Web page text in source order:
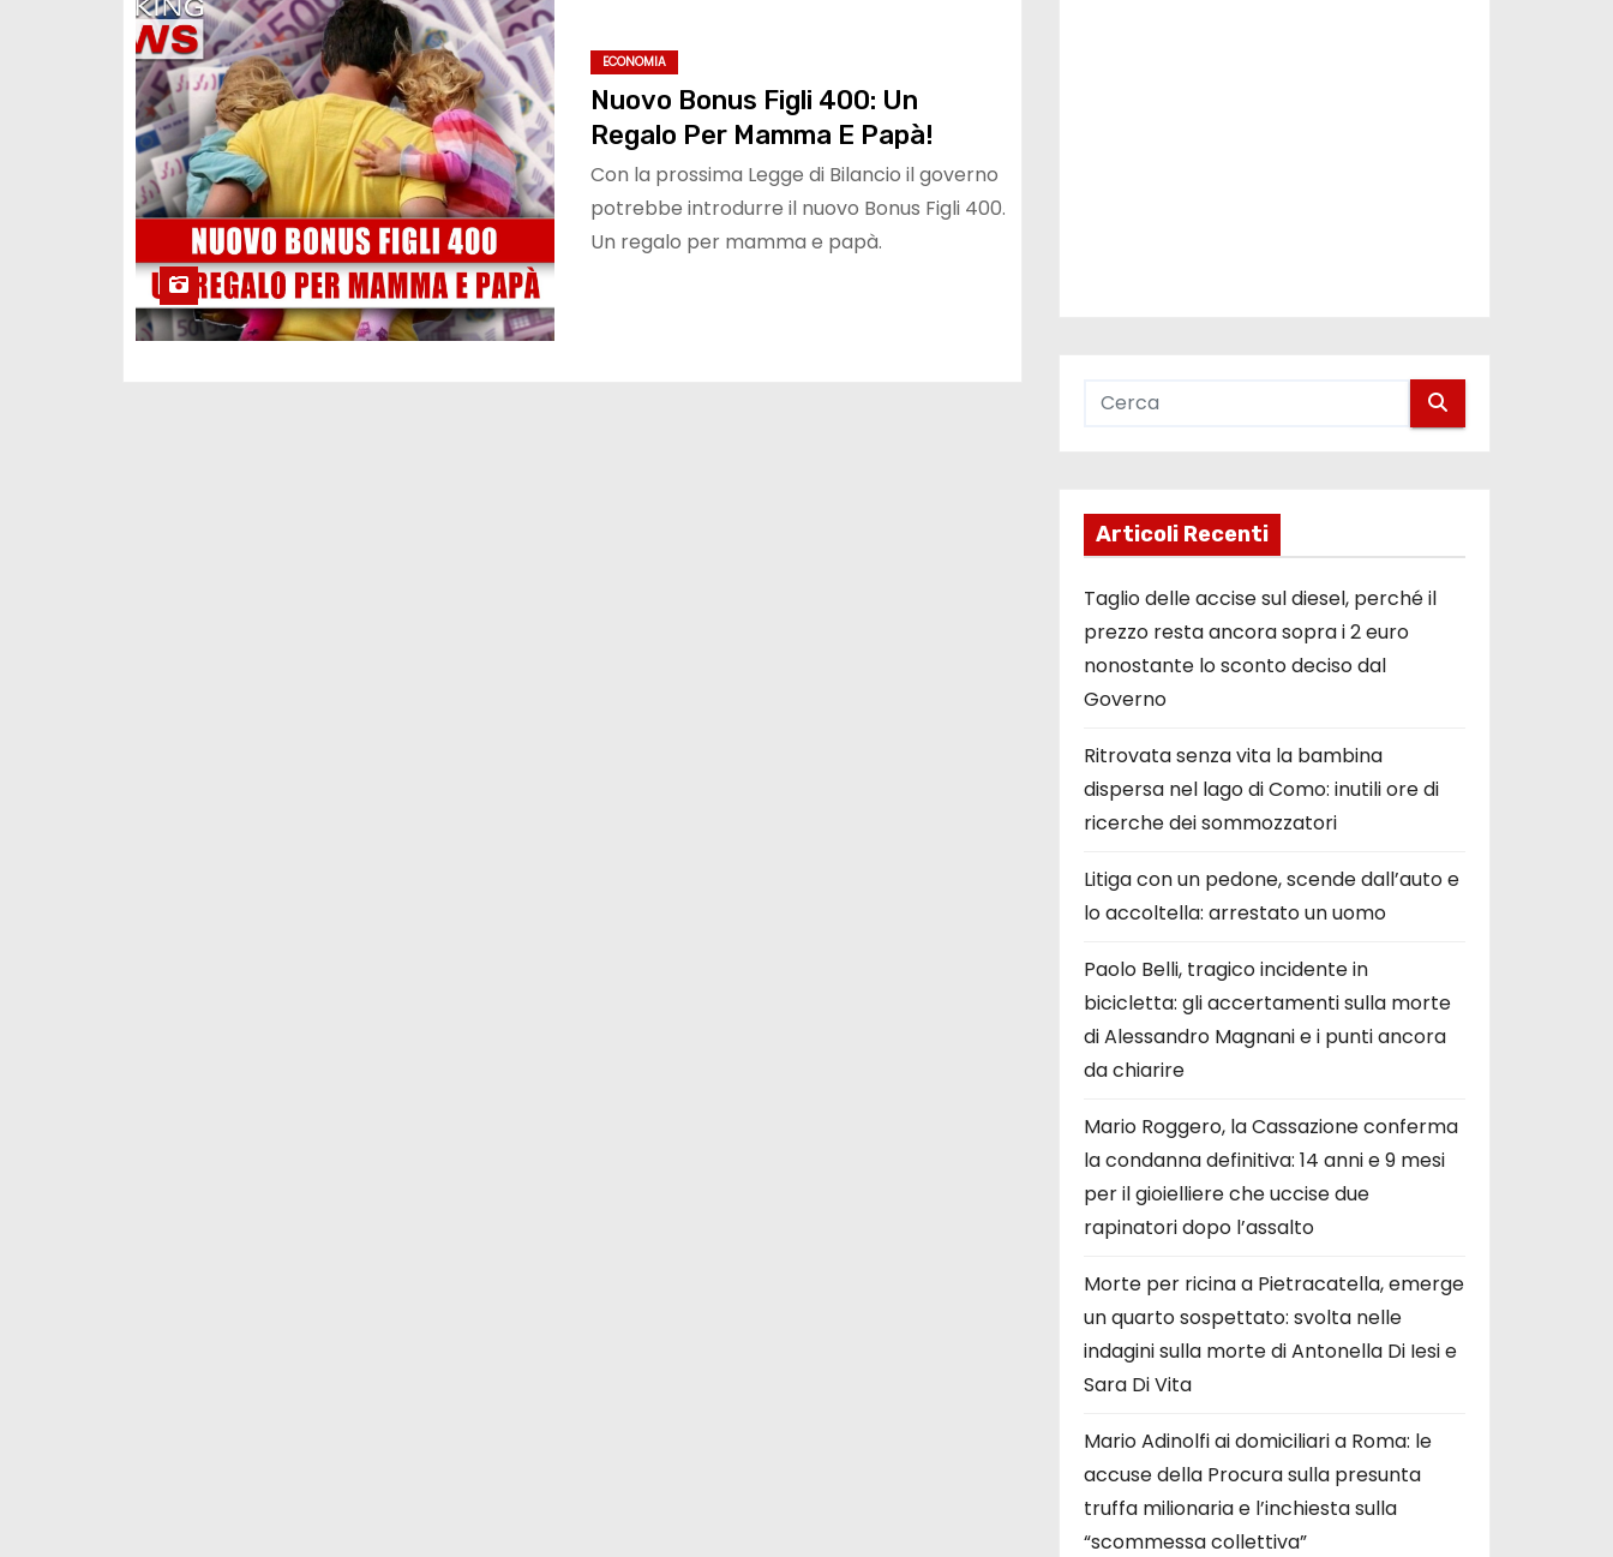
ECONOMIA
Nuovo Bonus Figli 400: Un
Regalo Per Mamma E Papà!
Con la prossima Legge di Bilancio il governo
potrebbe introdurre il nuovo Bonus Figli 400.
Un regalo per mamma e papà.
Articoli Recenti
Taglio delle accise sul diesel, perché il
prezzo resta ancora sopra i 2 euro
nonostante lo sconto deciso dal
Governo
Ritrovata senza vita la bambina
dispersa nel lago di Como: inutili ore di
ricerche dei sommozzatori
Litiga con un pedone, scende dall’auto e
lo accoltella: arrestato un uomo
Paolo Belli, tragico incidente in
bicicletta: gli accertamenti sulla morte
di Alessandro Magnani e i punti ancora
da chiarire
Mario Roggero, la Cassazione conferma
la condanna definitiva: 14 anni e 9 mesi
per il gioielliere che uccise due
rapinatori dopo l’assalto
Morte per ricina a Pietracatella, emerge
un quarto sospettato: svolta nelle
indagini sulla morte di Antonella Di Iesi e
Sara Di Vita
Mario Adinolfi ai domiciliari a Roma: le
accuse della Procura sulla presunta
truffa milionaria e l’inchiesta sulla
“scommessa collettiva”